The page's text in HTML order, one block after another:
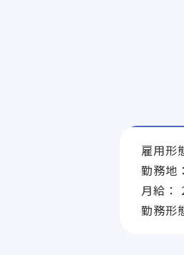
雇用形
勤務地
月給：
勤務形